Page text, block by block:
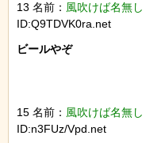
13 名前： 風吹けば名無し
ID:Q9TDVK0ra.net
ビールやぞ
15 名前： 風吹けば名無し
ID:n3FUz/Vpd.net